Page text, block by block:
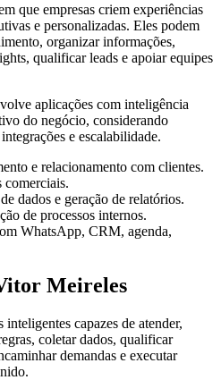
que empresas criem experiências
e personalizadas. Eles podem
organizar informações,
qualificar leads e apoiar equipes
aplicações com inteligência
do negócio, considerando
e escalabilidade.
e relacionamento com clientes.
comerciais.
dados e geração de relatórios.
de processos internos.
WhatsApp, CRM, agenda,
Meireles
inteligentes capazes de atender,
coletar dados, qualificar
demandas e executar